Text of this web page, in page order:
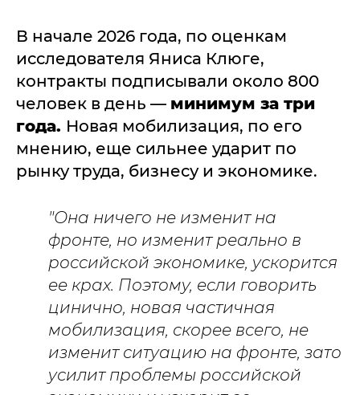
В начале 2026 года, по оценкам
исследователя Яниса Клюге,
контракты подписывали около 800
человек в день — минимум за три
года. Новая мобилизация, по его
мнению, еще сильнее ударит по
рынку труда, бизнесу и экономике.
"Она ничего не изменит на
фронте, но изменит реально в
российской экономике, ускорится
ее крах. Поэтому, если говорить
цинично, новая частичная
мобилизация, скорее всего, не
изменит ситуацию на фронте, зато
усилит проблемы российской